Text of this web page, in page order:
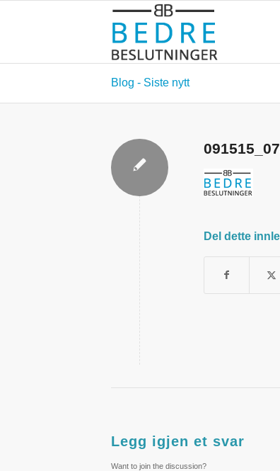
Blog - Siste nytt
Del dette
Legg igjen et svar
Want to join the discussion?